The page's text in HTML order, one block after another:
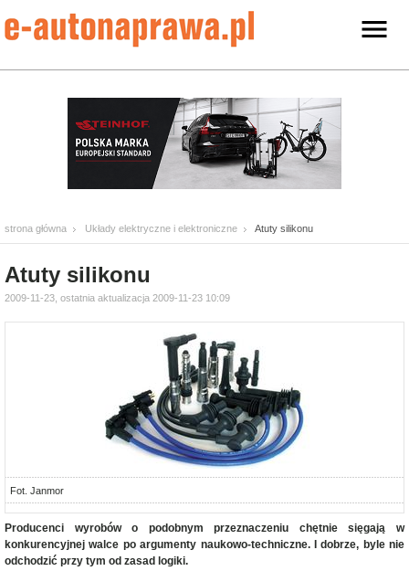
strona główna Układy elektryczne i elektroniczne Atuty silikonu
Atuty silikonu
2009-11-23, ostatnia aktualizacja 2009-11-23 10:09
Fot. Janmor
Producenci wyrobów o podobnym przeznaczeniu chętnie sięgają w
konkurencyjnej walce po argumenty naukowo-techniczne. I dobrze, byle nie
odchodzić przy tym od zasad logiki.